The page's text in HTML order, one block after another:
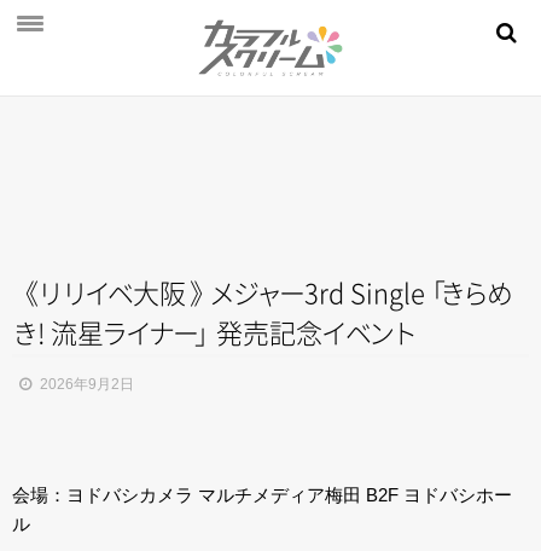
MOVIE
AUDITION
STORE
《 リ リイベ大阪 》 メジャー3rd Singl e「きらめ
き! 流星ライナー」 発売記念イベント
2026年9月2日
会場：ヨドバシカメラ マルチメディア梅田 B2F ヨドバシホー
ル